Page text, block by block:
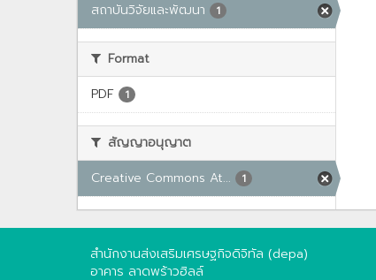
สถาบันวิจัยและพัฒนา 1
Format
PDF
1
สัญญาอนุญาต
Creative Commons At...
1
สำนักงานส่งเสริมเศรษฐกิจดิจิทัล (depa)
อาคาร ลาดพร้าวฮิลล์